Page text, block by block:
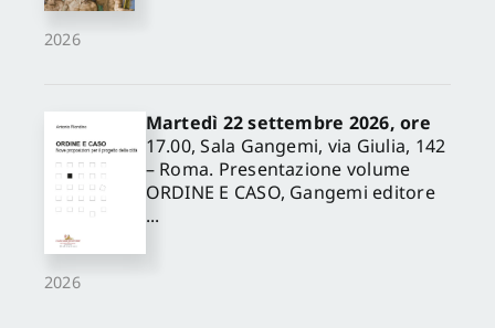
2026
2026
Martedì 22 settembre 2026, ore
17.00, Sala Gangemi, via Giulia, 142
– Roma. Presentazione volume
ORDINE E CASO, Gangemi editore
...